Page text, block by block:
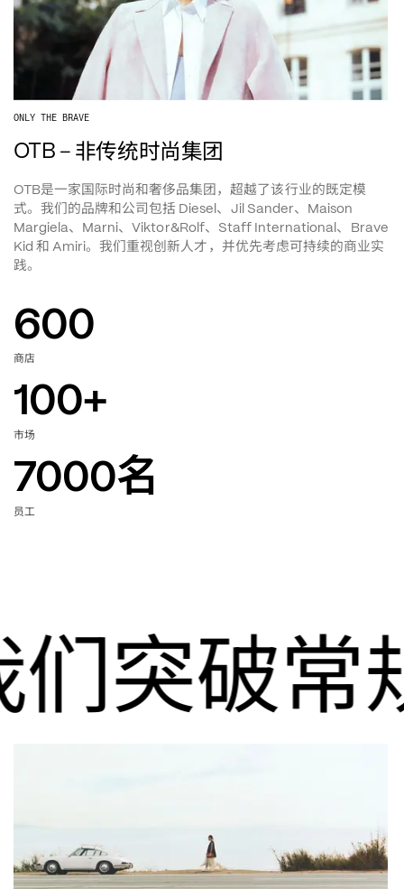
ONLY THE BRAVE
OTB –非传统时尚集团
OTB是一家国际时尚和奢侈品集团，超越了该行业的既定模
式。我们的品牌和公司包括 Diesel、 Jil Sander、
Maison
Margiela、 Marni、Viktor&Rolf、 Staff International、
Brave
Kid 和 Amiri。我们重视创新人才，并优先考虑可持续的商业实
践。
600
商店
100+
市场
7000名
员工
们突破常